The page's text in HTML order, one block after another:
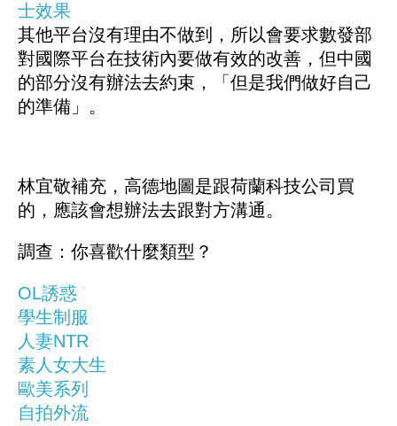
士效果
其他平台沒有理由不做到，所以會要求數發部
對國際平台在技術內要做有效的改善，但中國
的部分沒有辦法去約束，「但是我們做好自己
的準備」。
林宜敬補充，高德地圖是跟荷蘭科技公司買
的，應該會想辦法去跟對方溝通。
調查：你喜歡什麼類型？
OL誘惑
學生制服
人妻NTR
素人女大生
歐美系列
自拍外流